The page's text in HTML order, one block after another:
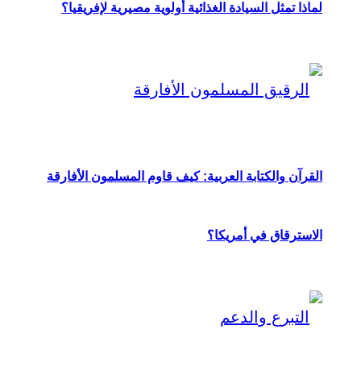
لماذا تمثل السيادة الغذائية أولوية مصيرية لإفريقيا؟
القرآن والكتابة العربية: كيف قاوم المسلمون الأفارقة
الاسترقاق في أمريكا؟